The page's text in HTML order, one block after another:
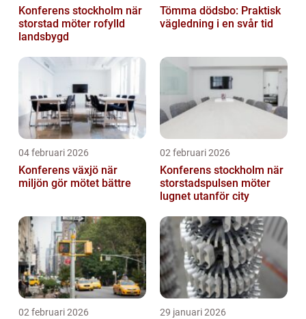
Konferens stockholm när
storstad möter rofylld
landsbygd
Tömma dödsbo: Praktisk
vägledning i en svår tid
04 februari 2026
Konferens växjö när
miljön gör mötet bättre
02 februari 2026
Konferens stockholm när
storstadspulsen möter
lugnet utanför city
02 februari 2026 29 januari 2026